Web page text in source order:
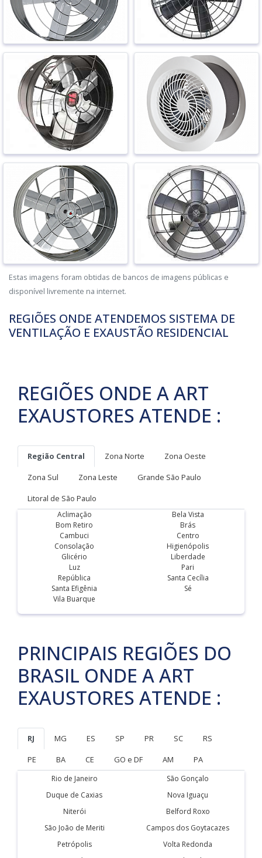
Estas imagens foram obtidas de bancos de imagens públicas e
disponível livremente na internet.
REGIÕES ONDE ATENDEMOS SISTEMA DE
VENTILAÇÃO E EXAUSTÃO RESIDENCIAL
REGIÕES ONDE A ART
EXAUSTORES ATENDE :
Região Central Zona Norte
Zona Oeste
Zona Sul
Zona Leste
Grande São Paulo
Litoral de São Paulo
Aclimação
Bela Vista
Bom Retiro
Brás
Cambuci
Centro
Consolação
Higienópolis
Glicério
Liberdade
Luz
Pari
República
Santa Cecília
Santa Efigênia
Sé
Vila Buarque
PRINCIPAIS REGIÕES DO
BRASIL ONDE A ART
EXAUSTORES ATENDE :
RJ MG ES SP PR SC
RS
PE
BA CE GO e DF AM PA
Rio de Janeiro
São Gonçalo
Duque de Caxias
Nova Iguaçu
Niterói
Belford Roxo
São João de Meriti
Campos dos Goytacazes
Petrópolis
Volta Redonda